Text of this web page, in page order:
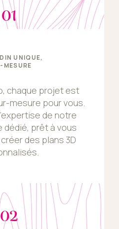
01
UNIQUE,
MESURE
chaque projet est
mesure pour vous.
de notre
dédié, prêt à vous
des plans 3D
02